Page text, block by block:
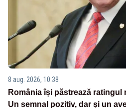
8 aug. 2026, 10:38
România își păstrează
Un semnal pozitiv, dar și un